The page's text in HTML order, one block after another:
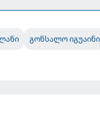
გონსალო იგუაინი